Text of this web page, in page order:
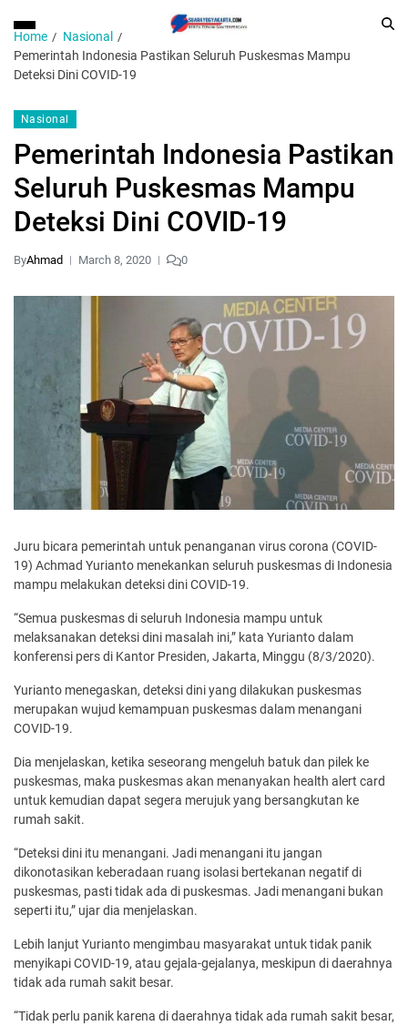
Home
Nasional
Pemerintah Indonesia Pastikan Seluruh Puskesmas Mampu
Deteksi Dini COVID-19
Nasional
Pemerintah Indonesia Pastikan
Seluruh Puskesmas Mampu
Deteksi Dini COVID-19
ByAhmad March 8, 2020 0
Juru bicara pemerintah untuk penanganan virus corona (COVID-
19) Achmad Yurianto menekankan seluruh puskesmas di Indonesia
mampu melakukan deteksi dini COVID-19.
“Semua puskesmas di seluruh Indonesia mampu untuk
melaksanakan deteksi dini masalah ini,” kata Yurianto dalam
konferensi pers di Kantor Presiden, Jakarta, Minggu (8/3/2020).
Yurianto menegaskan, deteksi dini yang dilakukan puskesmas
merupakan wujud kemampuan puskesmas dalam menangani
COVID-19.
Dia menjelaskan, ketika seseorang mengeluh batuk dan pilek ke
puskesmas, maka puskesmas akan menanyakan health alert card
untuk kemudian dapat segera merujuk yang bersangkutan ke
rumah sakit.
“Deteksi dini itu menangani. Jadi menangani itu jangan
dikonotasikan keberadaan ruang isolasi bertekanan negatif di
puskesmas, pasti tidak ada di puskesmas. Jadi menangani bukan
seperti itu,” ujar dia menjelaskan.
Lebih lanjut Yurianto mengimbau masyarakat untuk tidak panik
menyikapi COVID-19, atau gejala-gejalanya, meskipun di daerahnya
tidak ada rumah sakit besar.
“Tidak perlu panik karena di daerahnya tidak ada rumah sakit besar,